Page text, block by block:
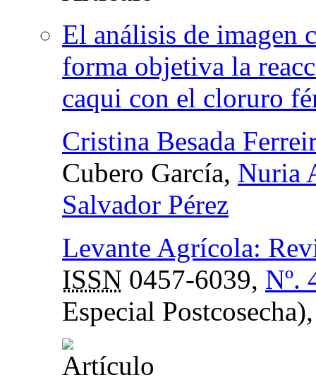
El análisis de imagen
forma objetiva la
caqui con el cloruro
Cristina Besada
Cubero García, Nuria
Salvador Pérez
Levante Agrícola:
ISSN 0457-6039, Nº.
Especial